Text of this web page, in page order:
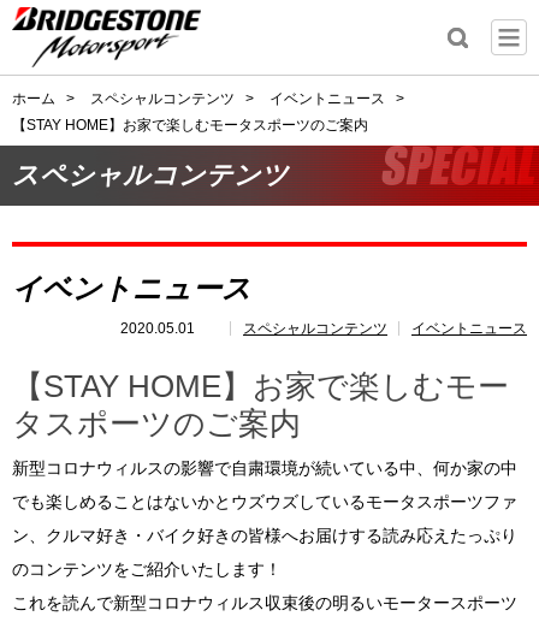
ホーム > スペシャルコンテンツ > イベントニュース
>
【STAY HOME】お家で楽しむモータスポーツのご案内
スペシャルコンテンツ
イベントニュース
2020.05.01 スペシャルコンテンツ イベントニュース
【STAY HOME】お家で楽しむモー
タスポーツのご案内
新型コロナウィルスの影響で自粛環境が続いている中、何か家の中
でも楽しめることはないかとウズウズしているモータスポーツファ
ン、クルマ好き・バイク好きの皆様へお届けする読み応えたっぷり
のコンテンツをご紹介いたします！
これを読んで新型コロナウィルス収束後の明るいモータースポーツ